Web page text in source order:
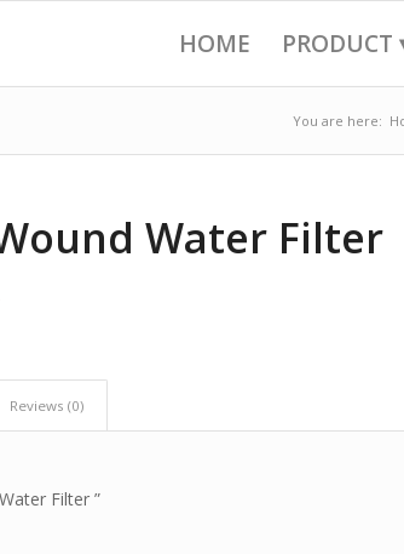
HOME PRODUCT
You are here:
Water Filter
Reviews (0)
Filter ”